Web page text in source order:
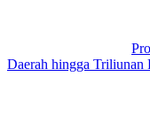
Daerah hingga Triliunan